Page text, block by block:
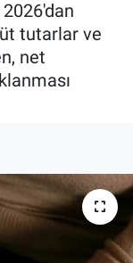
tutarlar ve
net